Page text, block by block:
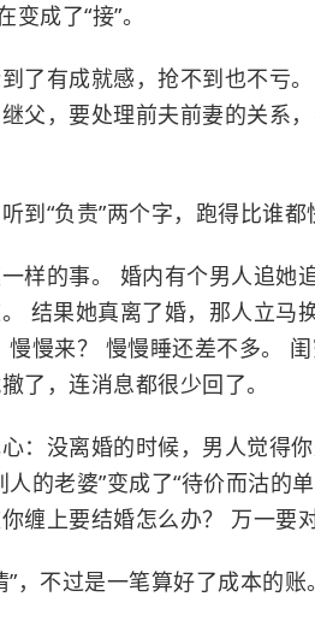
变成了“接”。
了有成就感，抢不到也不亏
父，要处理前夫前妻的关系
到“负责”两个字，跑得比谁都
样的事。 婚内有个男人追她
结果她真离了婚，那人立马
慢慢来？ 慢慢睡还差不多。
了，连消息都很少回了。
：没离婚的时候，男人觉得你
的老婆”变成了“待价而沽的
上要结婚怎么办？ 万一要
，不过是一笔算好了成本的账。